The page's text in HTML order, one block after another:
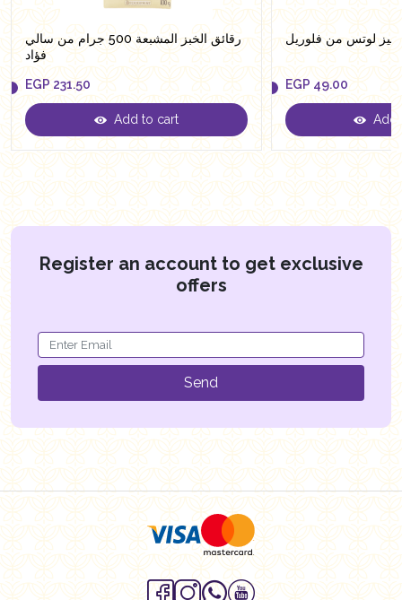
رقائق الخبز المشبعة 500 جرام من سالي
فؤاد
EGP
EGP 231.50
Add to cart
لوتس من فلوريل
EGP
EGP 49.00
Add
Register an account to get exclusive
offers
Send